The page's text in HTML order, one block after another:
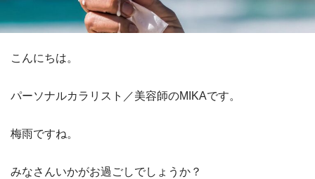
こんにちは。
パーソナルカラリスト／美容師のMIKAです。
梅雨ですね。
みなさんいかがお過ごしでしょうか？